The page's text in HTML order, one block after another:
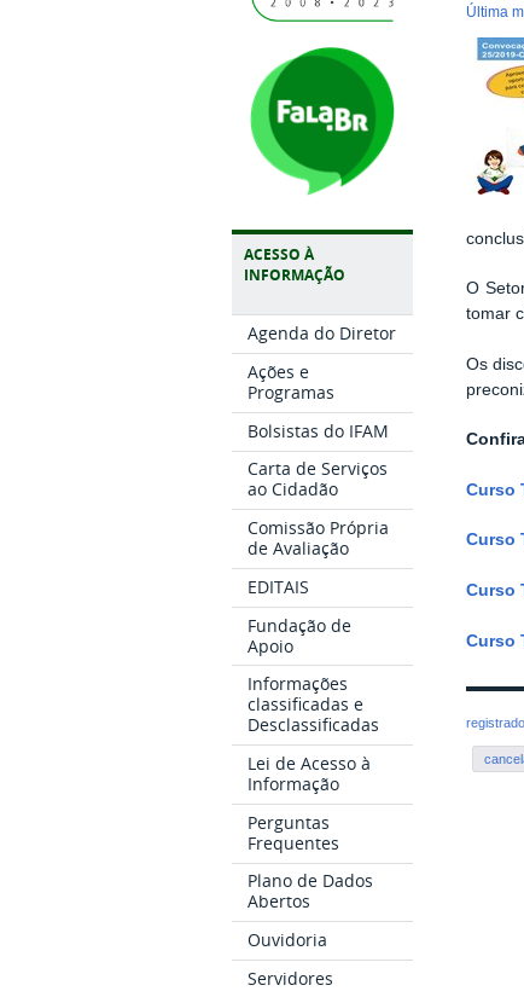
ACESSO À
INFORMAÇÃO
Agenda do Diretor
Ações e
Programas
Bolsistas do IFAM
Carta de Serviços
ao Cidadão
Comissão Própria
de Avaliação
EDITAIS
Fundação de
Apoio
Informações
classificadas e
Desclassificadas
Lei de Acesso à
Informação
Perguntas
Frequentes
Plano de Dados
Abertos
Ouvidoria
Servidores
última
O
tomar
Os
Curso
Curso
Curso
Curso